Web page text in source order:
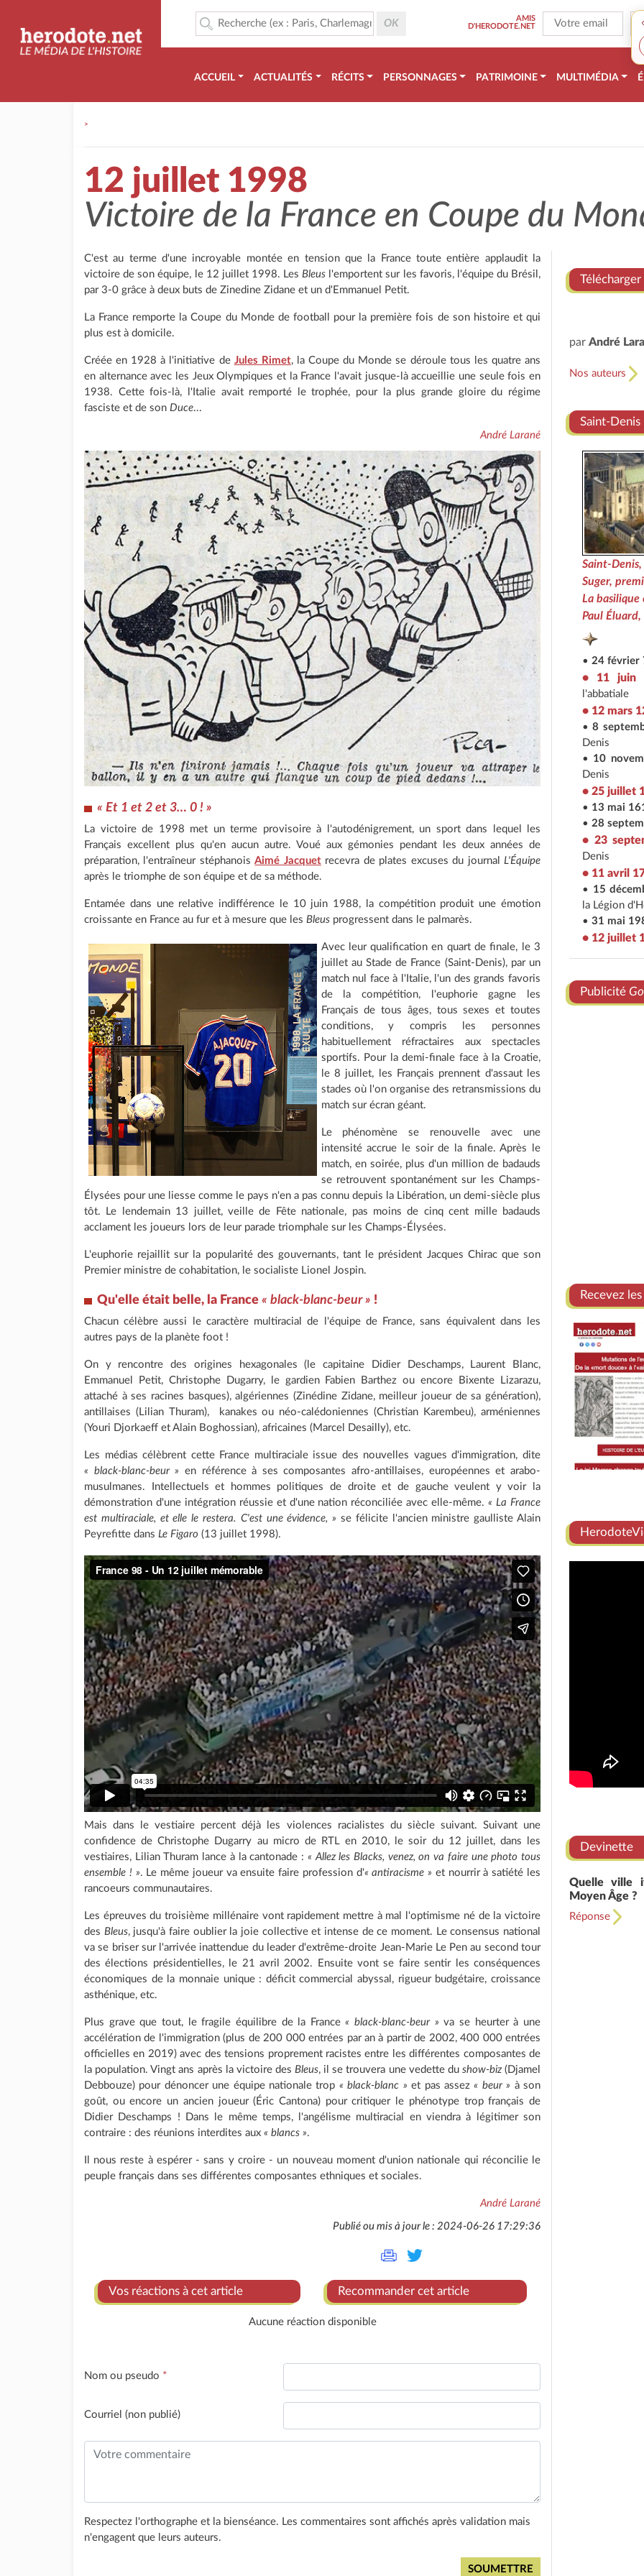
AMIS
D'HERODOTE.NET
ACCUEIL ACTUALITÉS RÉCITS PERSONNAGES PATRIMOINE MULTIMÉDIA
>
12 juillet 1998
Victoire de la France en Coupe du
C'est au terme d'une incroyable montée en tension que la France toute entière applaudit la
victoire de son équipe, le 12 juillet 1998. LesBleus l'emportent sur les favoris, l'équipe du Brésil,
par 3-0 grâce à deux buts de Zinedine Zidane et un d'Emmanuel Petit.
La France remporte la Coupe du Monde de football pour la première fois de son histoire et qui
plus est à domicile.
Créée en 1928 à l'initiative de Jules Rimet, la Coupe du Monde se déroule tous les quatre ans
en alternance avec les Jeux Olympiques et la France l'avait jusque-là accueillie une seule fois en
1938. Cette fois-là, l'Italie avait remporté le trophée, pour la plus grande gloire du régime
fasciste et de son Duce...
André Larané
« Et 1 et 2 et 3… 0 ! »
La victoire de 1998 met un terme provisoire à l'autodénigrement, un sport dans lequel les
Français excellent plus qu'en aucun autre. Voué aux gémonies pendant les deux années de
préparation, l'entraîneur stéphanoisAimé Jacquetrecevra de plates excuses du journal L'Équipe
après le triomphe de son équipe et de sa méthode.
Entamée dans une relative indifférence le 10 juin 1988, la compétition produit une émotion
croissante en France au fur et à mesure que les Bleus progressent dans le palmarès.
Avec leur qualification en quart de finale, le 3
juillet au Stade de France (Saint-Denis), par un
match nul face à l'Italie, l'un des grands favoris
de la compétition, l'euphorie gagne les
Français de tous âges, tous sexes et toutes
conditions, y compris les personnes
habituellement réfractaires aux spectacles
sportifs. Pour la demi-finale face à la Croatie,
le 8 juillet, les Français prennent d'assaut les
stades où l'on organise des retransmissions du
match sur écran géant.
Le phénomène se renouvelle avec une
intensité accrue le soir de la finale. Après le
match, en soirée, plus d'un million de badauds
se retrouvent spontanément sur les Champs-
Élysées pour une liesse comme le pays n'en a pas connu depuis la Libération, un demi-siècle plus
tôt. Le lendemain 13 juillet, veille de Fête nationale, pas moins de cinq cent mille badauds
acclament les joueurs lors de leur parade triomphale sur les Champs-Élysées.
L'euphorie rejaillit sur la popularité des gouvernants, tant le président Jacques Chirac que son
Premier ministre de cohabitation, le socialiste Lionel Jospin.
Qu'elle était belle, la France « black-blanc-beur » !
Chacun célèbre aussi le caractère multiracial de l'équipe de France, sans équivalent dans les
autres pays de la planète foot !
On y rencontre des origines hexagonales (le capitaine Didier Deschamps, Laurent Blanc,
Emmanuel Petit, Christophe Dugarry, le gardien Fabien Barthez ou encore Bixente Lizarazu,
attaché à ses racines basques), algériennes (Zinédine Zidane, meilleur joueur de sa génération),
antillaises (Lilian Thuram), kanakes ou néo-calédoniennes (Christian Karembeu), arméniennes
(Youri Djorkaeff et Alain Boghossian), africaines (Marcel Desailly), etc.
Les médias célèbrent cette France multiraciale issue des nouvelles vagues d'immigration, dite
« black-blanc-beur » en référence à ses composantes afro-antillaises, européennes et arabo-
musulmanes. Intellectuels et hommes politiques de droite et de gauche veulent y voir la
démonstration d'une intégration réussie et d'une nation réconciliée avec elle-même.« La France
est multiraciale, et elle le restera. C'est une évidence, » se félicite l'ancien ministre gaulliste Alain
Peyrefitte dans Le Figaro (13 juillet 1998).
Mais dans le vestiaire percent déjà les violences racialistes du siècle suivant. Suivant une
confidence de Christophe Dugarry au micro de RTL en 2010, le soir du 12 juillet, dans les
vestiaires, Lilian Thuram lance à la cantonade : « Allez les Blacks, venez, on va faire une photo tous
ensemble ! ». Le même joueur va ensuite faire profession d'« antiracisme » et nourrir à satiété les
rancoeurs communautaires.
Les épreuves du troisième millénaire vont rapidement mettre à mal l'optimisme né de la victoire
des Bleus, jusqu'à faire oublier la joie collective et intense de ce moment. Le consensus national
va se briser sur l'arrivée inattendue du leader d'extrême-droite Jean-Marie Le Pen au second tour
des élections présidentielles, le 21 avril 2002. Ensuite vont se faire sentir les conséquences
économiques de la monnaie unique : déficit commercial abyssal, rigueur budgétaire, croissance
asthénique, etc.
Plus grave que tout, le fragile équilibre de la France« black-blanc-beur » va se heurter à une
accélération de l'immigration (plus de 200 000 entrées par an à partir de 2002, 400 000 entrées
officielles en 2019) avec des tensions proprement racistes entre les différentes composantes de
la population. Vingt ans après la victoire des Bleus, il se trouvera une vedette du show-biz(Djamel
Debbouze) pour dénoncer une équipe nationale trop « black-blanc » et pas assez« beur » à son
goût, ou encore un ancien joueur (Éric Cantona) pour critiquer le phénotype trop français de
Didier Deschamps ! Dans le même temps, l'angélisme multiracial en viendra à légitimer son
contraire : des réunions interdites aux « blancs ».
Il nous reste à espérer - sans y croire - un nouveau moment d'union nationale qui réconcilie le
peuple français dans ses différentes composantes ethniques et sociales.
André Larané
Publié ou mis à jour le : 2024-06-26 17:29:36
Vos réactions à cet article Recommander cet article
Aucune réaction disponible
Nom ou pseudo *
Courriel (non publié)
Respectez l'orthographe et la bienséance. Les commentaires sont affichés après validation mais
n'engagent que leurs auteurs.
par André
Nos auteurs
Saint-Denis
Saint-
Suger,
La basilique
Paul
• 24 février
• 11 juin
l'abbatiale
• 12 mars
•8
Denis
• 10
Denis
• 25 juillet
• 13 mai
• 28
• 23
Denis
• 11 avril
• 15
la Légion
• 31 mai
• 12 juillet
Publicité
Recevez
Devinette
Quelle ville
Moyen Âge ?
Réponse